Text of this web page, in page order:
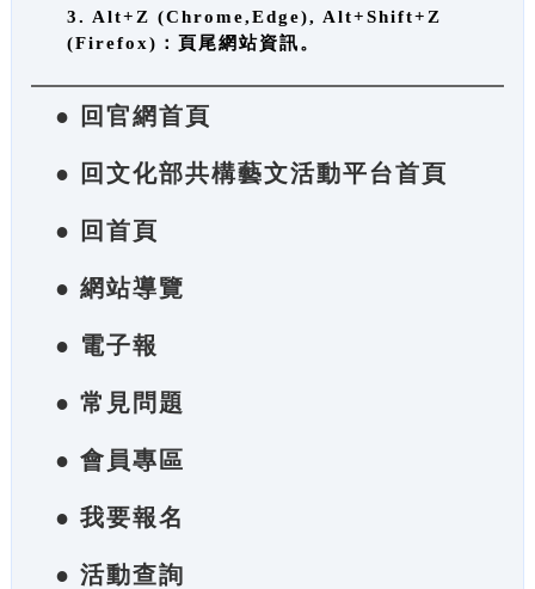
3. Alt+Z (Chrome,Edge), Alt+Shift+Z
(Firefox)：頁尾網站資訊。
● 回官網首頁
● 回文化部共構藝文活動平台首頁
● 回首頁
● 網站導覽
● 電子報
● 常見問題
● 會員專區
● 我要報名
● 活動查詢